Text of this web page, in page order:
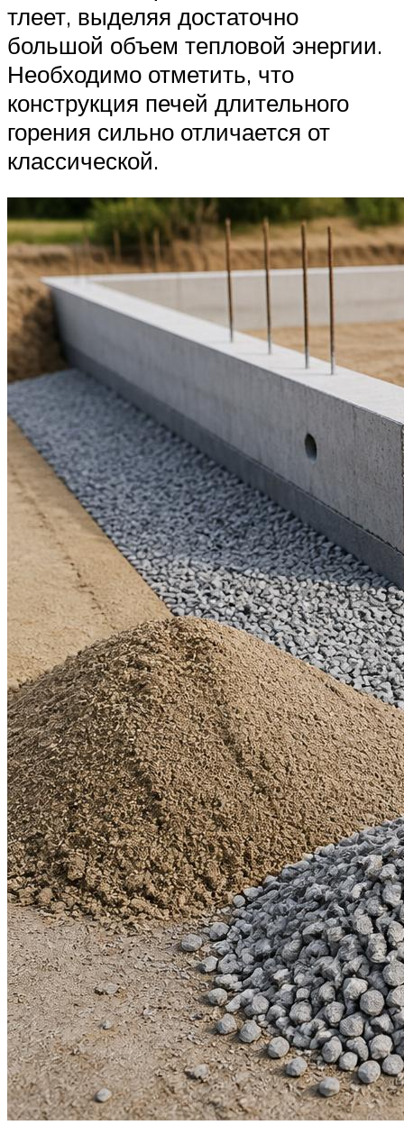
тлеет, выделяя достаточно
большой объем тепловой энергии.
Необходимо отметить, что
конструкция печей длительного
горения сильно отличается от
классической.